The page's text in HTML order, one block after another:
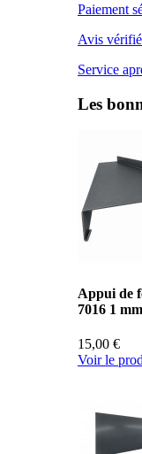
Paiement
Avis
Service
Les
Appui de
7016 1
15,00 €
Voir le